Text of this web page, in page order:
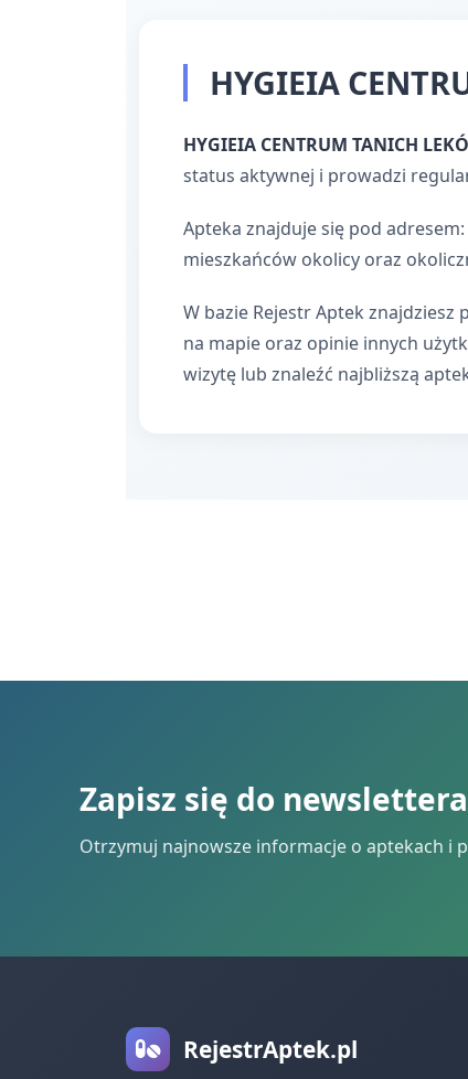
HYGIEIA
HYGIEIA CENTRUM TANICH
status aktywnej i prowadzi
Apteka znajduje się pod
mieszkańców okolicy oraz
W bazie Rejestr Aptek
na mapie oraz opinie innych
wizytę lub znaleźć najbliższą
Zapisz się do newslettera
Otrzymuj najnowsze informacje o aptekach i
RejestrAptek.pl